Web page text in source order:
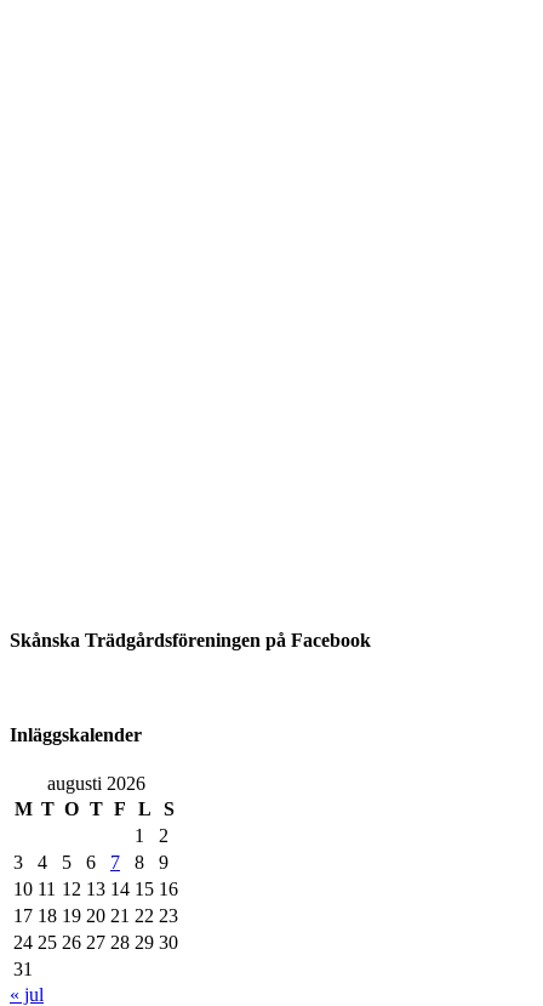
Skånska Trädgårdsföreningen på Facebook
Inläggskalender
augusti 2026
M T O T F L
S
1
2
3
4 5 6 7 8
9
10 11 12 13 14 15 16
17 18 19 20 21 22 23
24 25 26 27 28 29 30
31
« jul